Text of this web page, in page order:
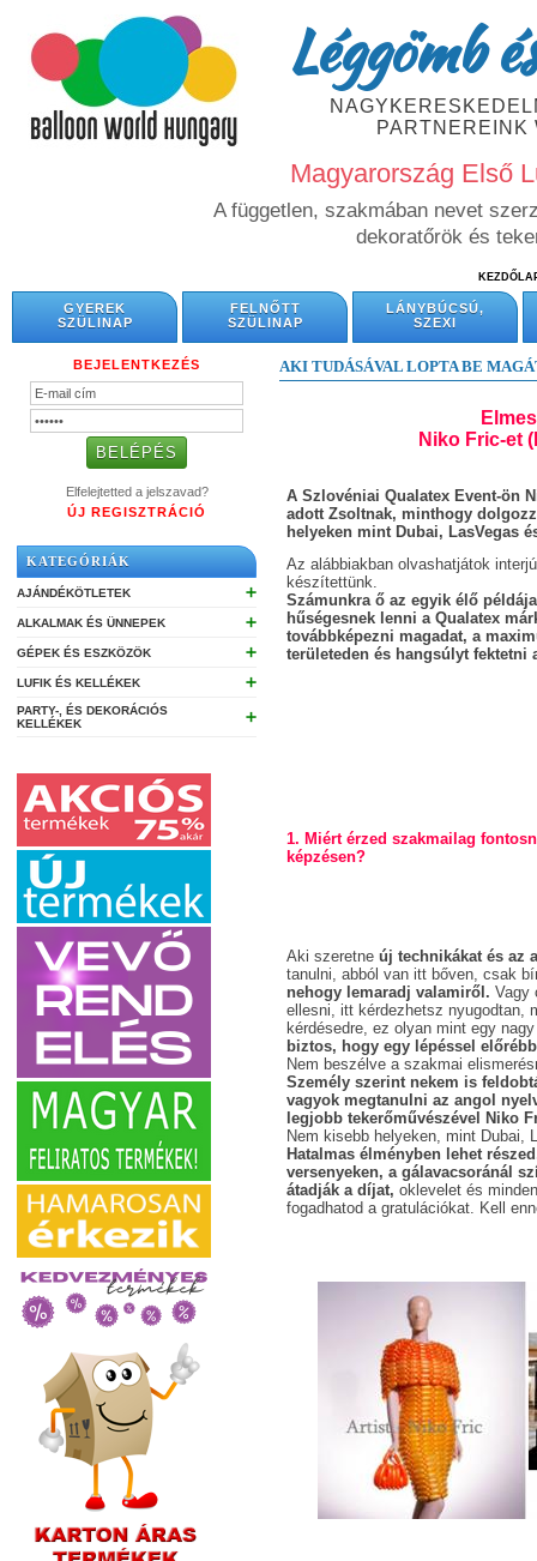
Léggömb
PARTNEREINK
Magyarország Első
A független, szakmában nevet
dekoratőrök és
GYEREK
SZÜLINAP
FELNŐTT
SZÜLINAP
LÁNYBÚCSÚ,
SZEXI
BEJELENTKEZÉS
Elfelejtetted a jelszavad?
ÚJ REGISZTRÁCIÓ
KATEGÓRIÁK
AJÁNDÉKÖTLETEK ➕
ALKALMAK ÉS ÜNNEPEK ➕
GÉPEK ÉS ESZKÖZÖK ➕
LUFIK ÉS KELLÉKEK ➕
PARTY-, ÉS DEKORÁCIÓS
KELLÉKEK
➕
AKI TUDÁSÁVAL LOPTA BE
Niko Fric-et
A Szlovéniai Qualatex Event-ön
adott Zsoltnak, minthogy
helyeken mint Dubai, LasVegas
Az alábbiakban olvashatjátok
készítettünk.
Számunkra ő az egyik élő
hűségesnek lenni a Qualatex
továbbképezni magadat, a
területeden és hangsúlyt fektetni
1. Miért érzed szakmailag
képzésen?
Aki szeretne új technikákat és az
tanulni, abból van itt bőven, csak
nehogy lemaradj valamiről. Vagy
ellesni, itt kérdezhetsz nyugodtan,
kérdésedre, ez olyan mint egy
biztos, hogy egy lépéssel
Nem beszélve a szakmai
Személy szerint nekem is
vagyok megtanulni az angol
legjobb tekerőművészével Niko
Nem kisebb helyeken, mint Dubai,
Hatalmas élményben lehet
versenyeken, a gálavacsoránál
átadják a díjat, oklevelet és
fogadhatod a gratulációkat. Kell